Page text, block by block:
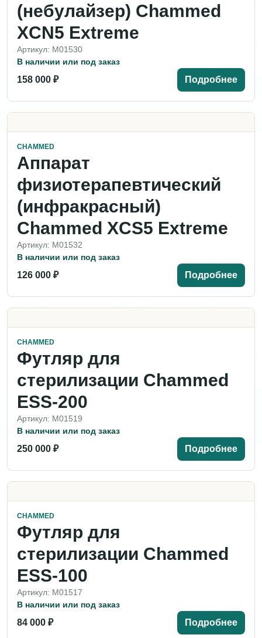
(небулайзер) Chammed
XCN5 Extreme
Артикул: M01530
В наличии или под заказ
158 000 ₽ Подробнее
CHAMMED
Аппарат
физиотерапевтический
(инфракрасный)
Chammed XCS5 Extreme
Артикул: M01532
В наличии или под заказ
126 000 ₽ Подробнее
CHAMMED
Футляр для
стерилизации Chammed
ESS-200
Артикул: M01519
В наличии или под заказ
250 000 ₽ Подробнее
CHAMMED
Футляр для
стерилизации Chammed
ESS-100
Артикул: M01517
В наличии или под заказ
84 000 ₽ Подробнее